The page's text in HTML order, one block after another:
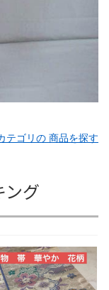
テゴリの 商品を探す
ング